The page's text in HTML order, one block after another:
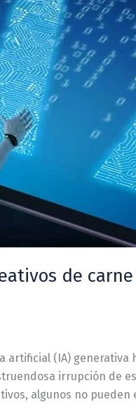
de
artificial (IA)
irrupción de
algunos no